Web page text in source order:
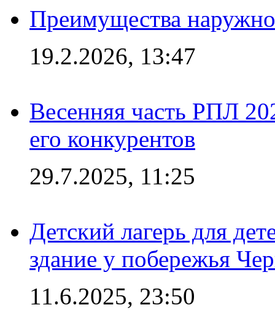
Преимущества
19.2.2026, 13:47
Весенняя часть РПЛ
его конкурентов
29.7.2025, 11:25
Детский лагерь для
здание у побережья
11.6.2025, 23:50